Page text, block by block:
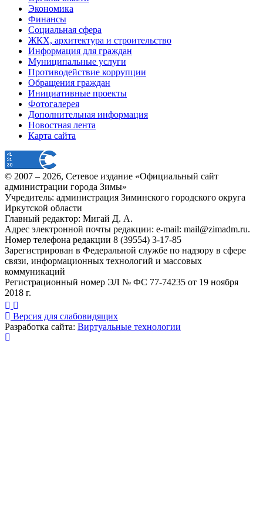
Экономика
Финансы
Социальная сфера
ЖКХ, архитектура и строительство
Информация для граждан
Муниципальные услуги
Противодействие коррупции
Обращения граждан
Инициативные проекты
Фотогалерея
Дополнительная информация
Новостная лента
Карта сайта
© 2007 – 2026, Сетевое издание «Официальный сайт
администрации города Зимы»
Учредитель: администрация Зиминского городского округа
Иркутской области
Главный редактор: Мигай Д. А.
Адрес электронной почты редакции: e-mail: mail@zimadm.ru.
Номер телефона редакции 8 (39554) 3-17-85
Зарегистрирован в Федеральной службе по надзору в сфере
связи, информационных технологий и массовых
коммуникаций
Регистрационный номер ЭЛ № ФС 77-74235 от 19 ноября
2018 г.
Версия для слабовидящих
Разработка сайта: Виртуальные технологии